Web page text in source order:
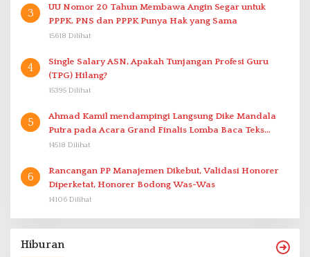
3
UU Nomor 20 Tahun Membawa Angin Segar untuk
PPPK. PNS dan PPPK Punya Hak yang Sama
15618 Dilihat
4
Single Salary ASN, Apakah Tunjangan Profesi Guru
(TPG) Hilang?
15395 Dilihat
5
Ahmad Kamil mendampingi Langsung Dike Mandala
Putra pada Acara Grand Finalis Lomba Baca Teks
Proklamasi Mirip Bung Karno di Bali
14518 Dilihat
6
Rancangan PP Manajemen Dikebut, Validasi Honorer
Diperketat, Honorer Bodong Was-Was
14106 Dilihat
Hiburan